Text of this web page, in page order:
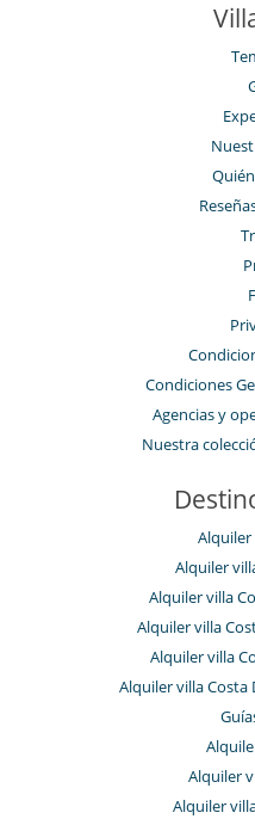
Condiciones
Agencias y
Nuestra
Alquiler
Alquiler
Alquiler villa
Alquiler villa
Alquiler villa
Alquiler villa Costa
Alquiler
Alquiler